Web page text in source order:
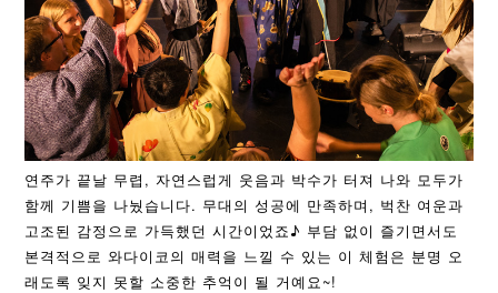
연주가 끝날 무렵, 자연스럽게 웃음과 박수가 터져 나와 모두가
함께 기쁨을 나눴습니다. 무대의 성공에 만족하며, 벅찬 여운과
고조된 감정으로 가득했던 시간이었죠♪ 부담 없이 즐기면서도
본격적으로 와다이코의 매력을 느낄 수 있는 이 체험은 분명 오
래도록 잊지 못할 소중한 추억이 될 거예요~!